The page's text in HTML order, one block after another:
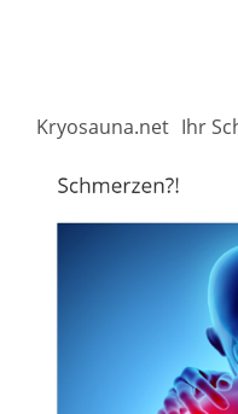
Kryosauna.net Ihr